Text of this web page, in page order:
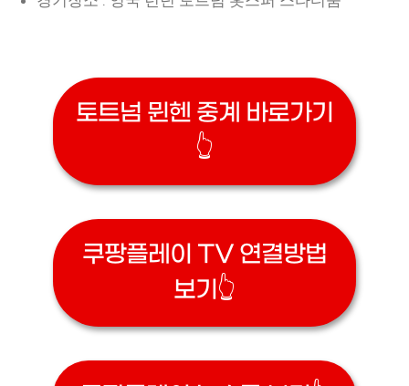
토트넘 뮌헨 중계 바로가기
👆
쿠팡플레이 TV 연결방법
보기👆